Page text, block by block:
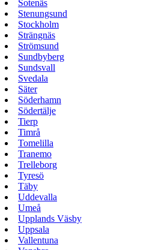
Sotenäs
Stenungsund
Stockholm
Strängnäs
Strömsund
Sundbyberg
Sundsvall
Svedala
Säter
Söderhamn
Södertälje
Tierp
Timrå
Tomelilla
Tranemo
Trelleborg
Tyresö
Täby
Uddevalla
Umeå
Upplands Väsby
Uppsala
Vallentuna